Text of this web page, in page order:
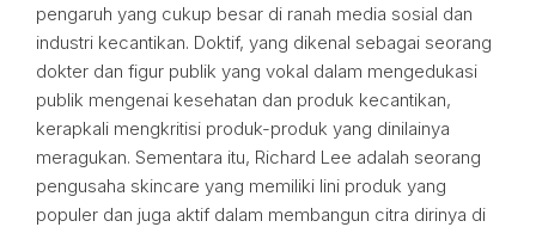
pengaruh yang cukup besar di ranah media sosial dan
industri kecantikan. Doktif, yang dikenal sebagai seorang
dokter dan figur publik yang vokal dalam mengedukasi
publik mengenai kesehatan dan produk kecantikan,
kerapkali mengkritisi produk-produk yang dinilainya
meragukan. Sementara itu, Richard Lee adalah seorang
pengusaha skincare yang memiliki lini produk yang
populer dan juga aktif dalam membangun citra dirinya di